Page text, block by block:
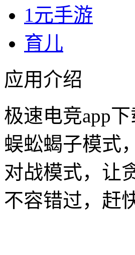
1元手游
育儿
应用介绍
极速电竞app
蜈蚣蝎子模式
对战模式，让
不容错过，赶